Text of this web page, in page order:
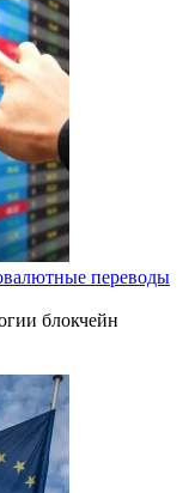
переводы
блокчейн